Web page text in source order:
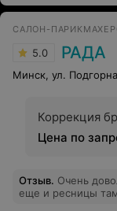
САЛОН-
5.0 РАДА
Минск, ул.
Коррекция
Цена по
Отзыв. Очень
еще и ресницы